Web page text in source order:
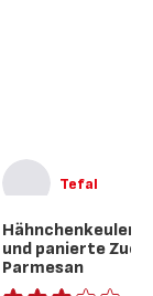
Tefal
Hähnchenkeulen
und panierte
Parmesan